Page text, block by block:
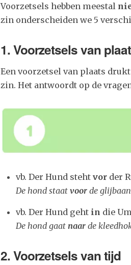
Voorzetsels hebben meestal
zin onderscheiden we 5
1. Voorzetsels van
Een voorzetsel van plaats
zin. Het antwoordt op de
vb. Der Hund steht vor der
De hond staat voor de
vb. Der Hund geht in die
De hond gaat naar de
2. Voorzetsels van tijd